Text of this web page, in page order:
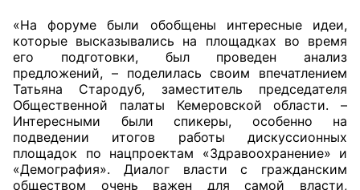
Аппарат ОП КО
УСТАВ ГКУ “АППАРАТ ОП КО”
Доходы руководителя за 2024 г.
«На форуме были обобщены интересные идеи,
которые высказывались на площадках во время
его подготовки, был проведен анализ
предложений, – поделилась своим впечатлением
Татьяна Стародуб, заместитель председателя
Общественной палаты Кемеровской области. –
Интересными были спикеры, особенно на
подведении итогов работы дискуссионных
площадок по нацпроектам «Здравоохранение» и
«Демография». Диалог власти с гражданским
обществом очень важен для самой власти,